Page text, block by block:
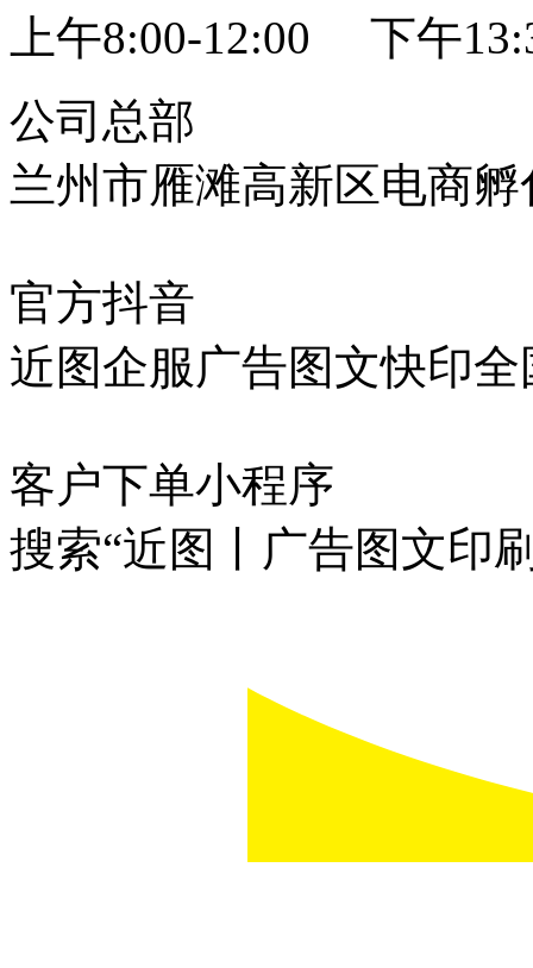
上午8:00-12:00 下午
公司总部
兰州市雁滩高新区电商孵
官方抖音
近图企服广告图文快印全
客户下单小程序
搜索“近图丨广告图文印